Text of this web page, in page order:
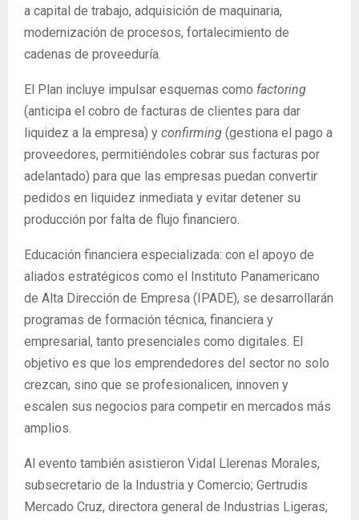
a capital de trabajo, adquisición de maquinaria,
modernización de procesos, fortalecimiento de
cadenas de proveeduría.
El Plan incluye impulsar esquemas como factoring
(anticipa el cobro de facturas de clientes para dar
liquidez a la empresa) y confirming (gestiona el pago a
proveedores, permitiéndoles cobrar sus facturas por
adelantado) para que las empresas puedan convertir
pedidos en liquidez inmediata y evitar detener su
producción por falta de flujo financiero.
Educación financiera especializada: con el apoyo de
aliados estratégicos como el Instituto Panamericano
de Alta Dirección de Empresa (IPADE), se desarrollarán
programas de formación técnica, financiera y
empresarial, tanto presenciales como digitales. El
objetivo es que los emprendedores del sector no solo
crezcan, sino que se profesionalicen, innoven y
escalen sus negocios para competir en mercados más
amplios.
Al evento también asistieron Vidal Llerenas Morales,
subsecretario de la Industria y Comercio; Gertrudis
Mercado Cruz, directora general de Industrias Ligeras;